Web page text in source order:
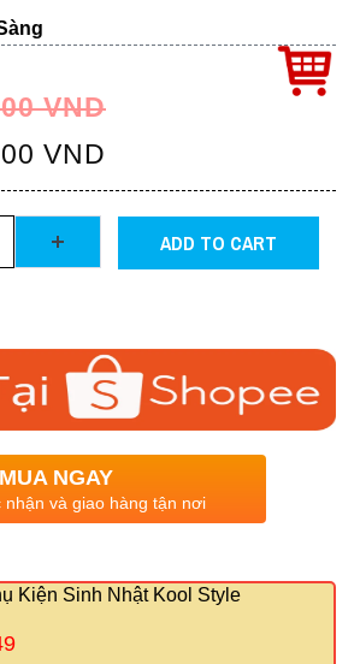
VND
VND
ADD TO CART
MUA NGAY
nhận và giao hàng tận nơi
Kiện Sinh Nhật Kool Style